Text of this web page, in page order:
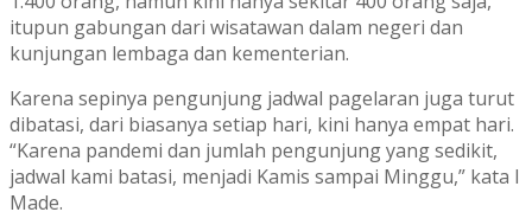
itupun gabungan dari wisatawan dalam negeri dan
kunjungan lembaga dan kementerian.
Karena sepinya pengunjung jadwal pagelaran juga turut
dibatasi, dari biasanya setiap hari, kini hanya empat hari.
“Karena pandemi dan jumlah pengunjung yang sedikit,
jadwal kami batasi, menjadi Kamis sampai Minggu,” kata I
Made.